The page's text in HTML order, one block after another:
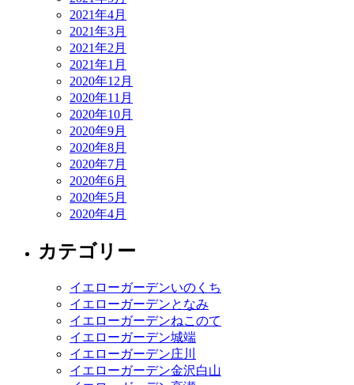
2021年4月
2021年3月
2021年2月
2021年1月
2020年12月
2020年11月
2020年10月
2020年9月
2020年8月
2020年7月
2020年6月
2020年5月
2020年4月
カテゴリー
イエローガーデンいのくち
イエローガーデンとなみ
イエローガーデンねこのて
イエローガーデン城端
イエローガーデン庄川
イエローガーデン金沢白山